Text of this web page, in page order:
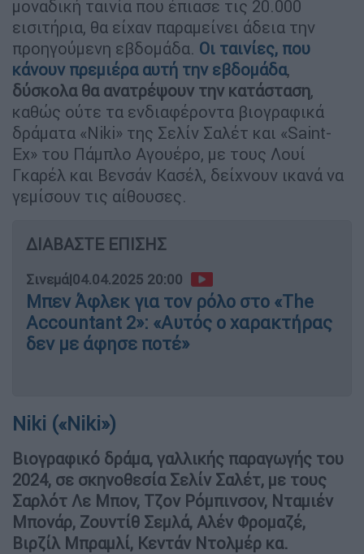
μοναδική ταινία που έπιασε τις 20.000
εισιτήρια, θα είχαν παραμείνει άδεια την
προηγούμενη εβδομάδα. Οι ταινίες, που
κάνουν πρεμιέρα αυτή την εβδομάδα,
δύσκολα θα ανατρέψουν την κατάσταση,
καθώς ούτε τα ενδιαφέροντα βιογραφικά
δράματα «Niki» της Σελίν Σαλέτ και «Saint-
Ex» του Πάμπλο Αγουέρο, με τους Λουί
Γκαρέλ και Βενσάν Κασέλ, δείχνουν ικανά να
γεμίσουν τις αίθουσες.
ΔΙΑΒΑΣΤΕ ΕΠΙΣΗΣ
Σινεμά|04.04.2025 20:00
Μπεν Άφλεκ για τον ρόλο στο «The
Accountant 2»: «Αυτός ο χαρακτήρας
δεν με άφησε ποτέ»
Niki («Niki»)
Βιογραφικό δράμα, γαλλικής παραγωγής του
2024, σε σκηνοθεσία Σελίν Σαλέτ, με τους
Σαρλότ Λε Μπον, Τζον Ρόμπινσον, Νταμιέν
Μπονάρ, Ζουντίθ Σεμλά, Αλέν Φρομαζέ,
Βιρζίλ Μπραμλί, Κεντάν Ντολμέρ κα.